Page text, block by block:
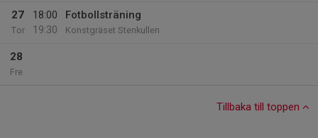
27
Tor
18:00
19:30
Fotbollsträning
Konstgräset Stenkullen
28
Fre
Tillbaka till toppen